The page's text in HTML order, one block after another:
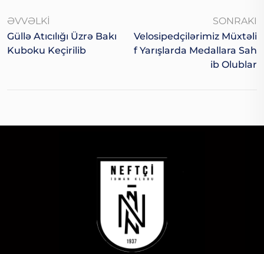
ƏVVƏLKI
Güllə Atıcılığı Üzrə Bakı
Kuboku Keçirilib
SONRAKI
Velosipedçilərimiz Müxtəli
F Yarışlarda Medallara Sah
Ib Olublar